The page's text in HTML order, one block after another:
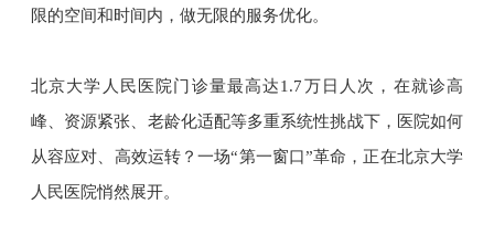
限的空间和时间内，做无限的服务优化。
北京大学人民医院门诊量最高达1.7万日人次，在就诊高
峰、资源紧张、老龄化适配等多重系统性挑战下，医院如何
从容应对、高效运转？一场“第一窗口”革命，正在北京大学
人民医院悄然展开。